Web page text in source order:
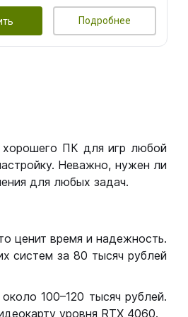
Подробнее
хорошего ПК для игр любой
Неважно, нужен ли
для любых задач.
ценит время и надежность.
систем за 80 тысяч рублей
100–120 тысяч рублей.
уровня RTX 4060.